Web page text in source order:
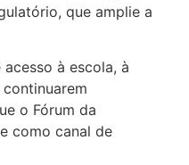
que amplie a
à escola, à
o Fórum da
como canal de